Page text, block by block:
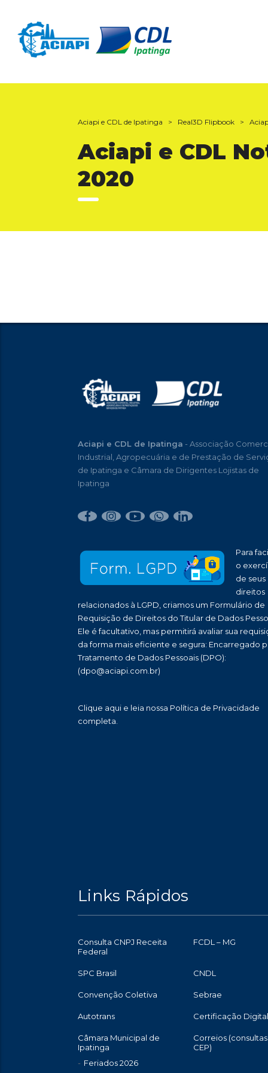
Aciapi e CDL de Ipatinga > Real3D Flipbook >
Aciapi e CDL
2020
Aciapi e CDL de Ipatinga - Associação
Industrial, Agropecuária e de Prestação de
de Ipatinga e Câmara de Dirigentes Lojistas de
Ipatinga
Para
o
de seus
direitos
relacionados à LGPD, criamos um Formulário de
Requisição de Direitos do Titular de Dados
Ele é facultativo, mas permitirá avaliar sua
da forma mais eficiente e segura: Encarregado
Tratamento de Dados Pessoais (DPO):
(dpo@aciapi.com.br)
Clique aqui e leia nossa Política de Privacidade
completa.
Links Rápidos
Consulta CNPJ Receita
Federal
FCDL – MG
SPC Brasil CNDL
Convenção Coletiva Sebrae
Autotrans Certificação Digital
Câmara Municipal de
Ipatinga
Feriados 2026
Correios
CEP)